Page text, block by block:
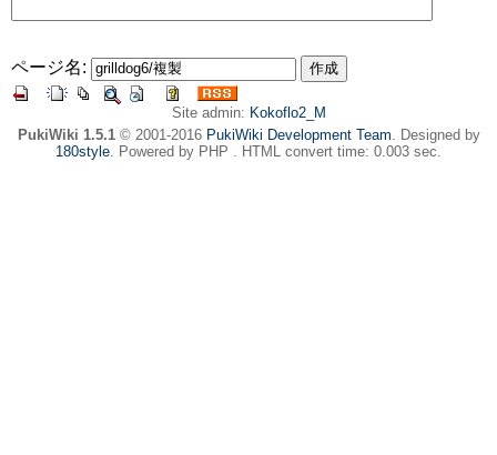
ページ名:
Site admin: Kokoflo2_M
PukiWiki 1.5.1© 2001-2016 PukiWiki Development Team. Designed by
180style. Powered by PHP . HTML convert time: 0.003 sec.